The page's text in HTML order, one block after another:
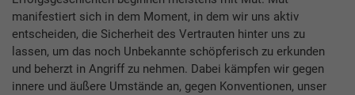
manifestiert sich in dem Moment, in dem wir uns aktiv
entscheiden, die Sicherheit des Vertrauten hinter uns zu
lassen, um das noch Unbekannte schöpferisch zu erkunden
und beherzt in Angriff zu nehmen. Dabei kämpfen wir gegen
innere und äußere Umstände an, gegen Konventionen, unser